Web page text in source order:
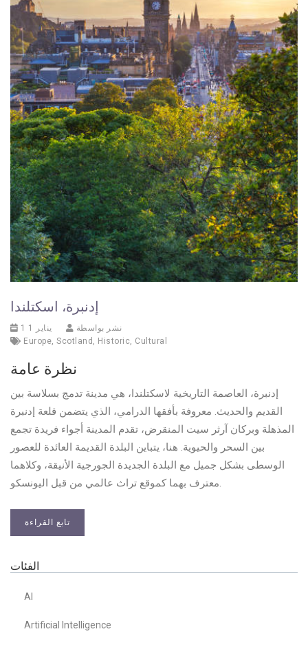
إدنبرة، اسكتلندا
1 يناير 1
نشر بواسطة
Europe, Scotland , Historic, Cultural
نظرة عامة
إدنبرة، العاصمة التاريخية لاسكتلندا، هي مدينة تدمج بسلاسة بين
القديم والحديث. معروفة بأفقها الدرامي، الذي يتضمن قلعة إدنبرة
المذهلة وبركان آرثر سيت المنقرض، تقدم المدينة أجواء فريدة تجمع
بين السحر والحيوية. هنا، يتباين البلدة القديمة العائدة للعصور
الوسطى بشكل جميل مع البلدة الجديدة الجورجية الأنيقة، وكلاهما
معترف بهما كموقع تراث عالمي من قبل اليونسكو.
تابع القراءة
الفئات
AI
Artificial Intelligence